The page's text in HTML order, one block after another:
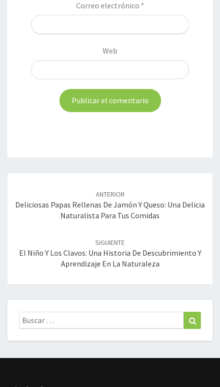
Correo electrónico *
Web
entradas
ANTERIOR
Deliciosas Papas Rellenas De Jamón Y Queso: Una Delicia
Naturalista Para Tus Comidas
SIGUIENTE
El Niño Y Los Clavos: Una Historia De Descubrimiento Y
Aprendizaje En La Naturaleza
Buscar: